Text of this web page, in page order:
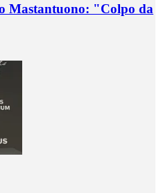
Mastantuono: "Colpo da